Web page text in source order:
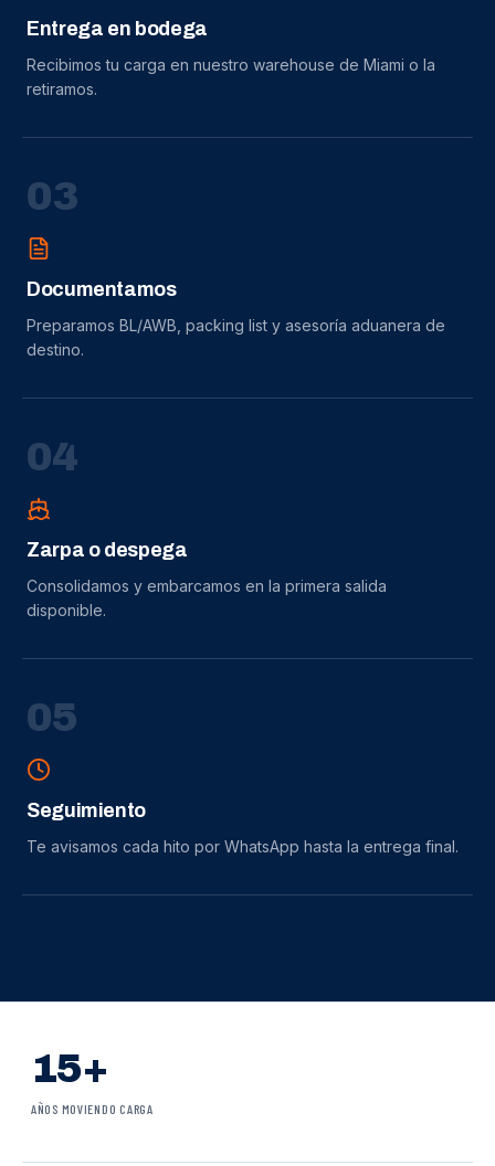
Entrega en bodega
Recibimos tu carga en nuestro warehouse de Miami o la
retiramos.
03
Documentamos
Preparamos BL/AWB, packing list y asesoría aduanera de
destino.
04
Zarpa o despega
Consolidamos y embarcamos en la primera salida
disponible.
05
Seguimiento
Te avisamos cada hito por WhatsApp hasta la entrega final.
15+
AÑOS MOVIENDO CARGA